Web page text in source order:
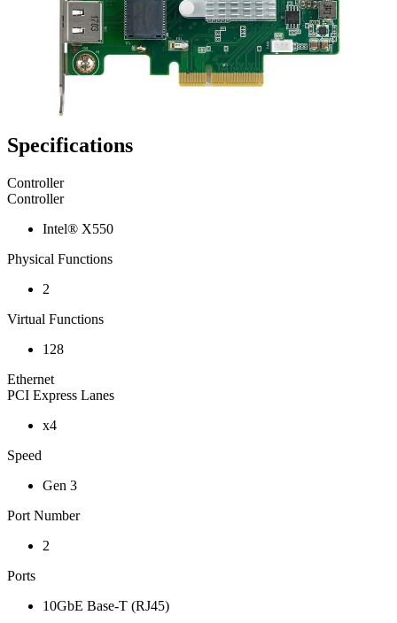
Specifications
Controller
Controller
Intel® X550
Physical Functions
2
Virtual Functions
128
Ethernet
PCI Express Lanes
x4
Speed
Gen 3
Port Number
2
Ports
10GbE Base-T (RJ45)